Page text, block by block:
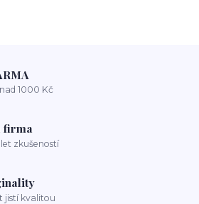
1000 Kč
firma
zkušeností
jistí kvalitou